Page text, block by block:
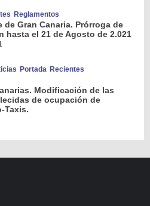
Reglamentos
de Gran Canaria. Prórroga de
hasta el 21 de Agosto de 2.021
Portada Recientes
Modificación de las
de ocupación de
Taxis.